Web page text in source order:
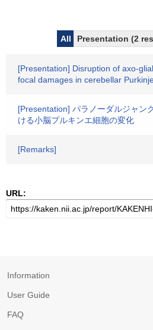
All
Presentation (2
[Presentation] Disruption of axo-
focal damages in cerebellar
[Presentation] パラノーダルジャン
ける小脳プルキンエ細胞の変化
[Remarks]
URL:
Information
User Guide
FAQ